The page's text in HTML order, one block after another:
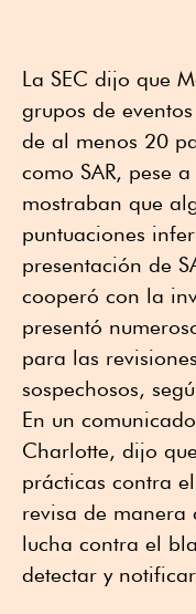
La SEC dijo que
grupos de
de al ⁠menos 20
como ⁠SAR, pese
mostraban que
puntuaciones
presentación de
cooperó con la
presentó
para las
sospechosos,
En un
Charlotte, dijo
prácticas contra
revisa de manera
lucha contra el
detectar y